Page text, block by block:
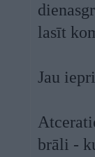
lasīt
Jau
brāli -